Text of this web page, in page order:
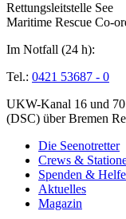
Rettungsleitstelle See
Maritime Rescue Co-
Im Notfall (24 h):
Tel.: 0421 53687 - 0
UKW-Kanal 16 und
(DSC) über Bremen
Die Seenotretter
Crews &
Spenden &
Aktuelles
Magazin